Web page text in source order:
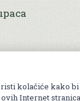
kolačiće kako bi
Internet